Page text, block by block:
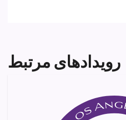
رویدادهای مرتبط